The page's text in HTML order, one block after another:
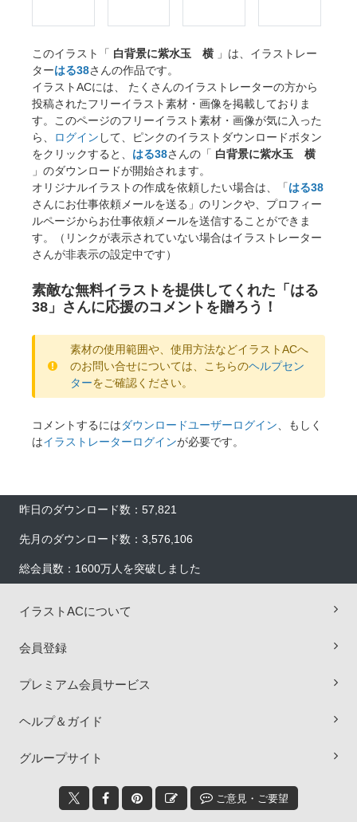
このイラスト「 白背景に紫水玉 横 」は、イラストレー
ターはる38さんの作品です。
イラストACには、 たくさんのイラストレーターの方から
投稿されたフリーイラスト素材・画像を掲載しておりま
す。このページのフリーイラスト素材・画像が気に入った
ら、
ログイン して、ピンクのイラストダウンロードボタン
をクリックすると、 はる38さんの「 白背景に紫水玉 横
」のダウンロードが開始されます。
オリジナルイラストの作成を依頼したい場合は、「はる38
さんにお仕事依頼メールを送る」のリンクや、プロフィー
ルページからお仕事依頼メールを送信することができま
す。（リンクが表示されていない場合はイラストレーター
さんが非表示の設定中です）
素敵な無料イラストを提供してくれた「はる
38」さんに応援のコメントを贈ろう！
素材の使用範囲や、使用方法などイラストACへ
のお問い合せについては、こちらのヘルプセン
ターをご確認ください。
コメントするにはダウンロードユーザーログイン 、もしく
はイラストレーターログインが必要です。
昨日のダウンロード数：57,821
先月のダウンロード数：3,576,106
総会員数：1600万人を突破しました
イラストACについて
会員登録
プレミアム会員サービス
ヘルプ＆ガイド
グループサイト
ご意見・ご要望